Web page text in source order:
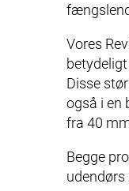
Vores
Disse
også i en
fra 40
Begge
udendørs